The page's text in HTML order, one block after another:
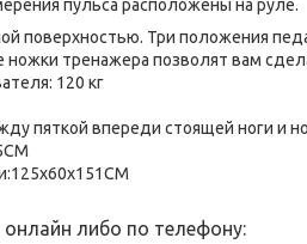
пульса расположены на руле.
поверхностью. Три положения
ножки тренажера позволят вам
120 кг
пяткой впереди стоящей ноги и
либо по телефону: